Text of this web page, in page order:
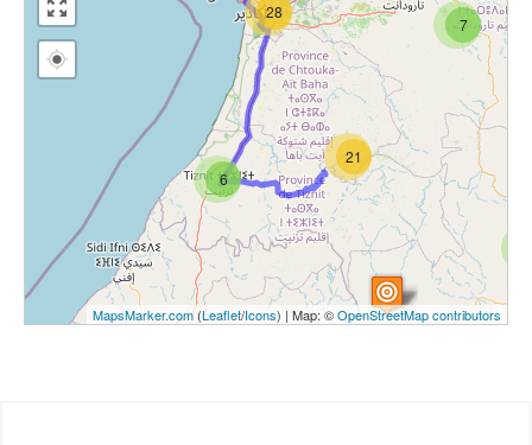
6
21
28
7
MapsMarker.com(Leaflet/Icons) | Map: ©OpenStreetMap contributors